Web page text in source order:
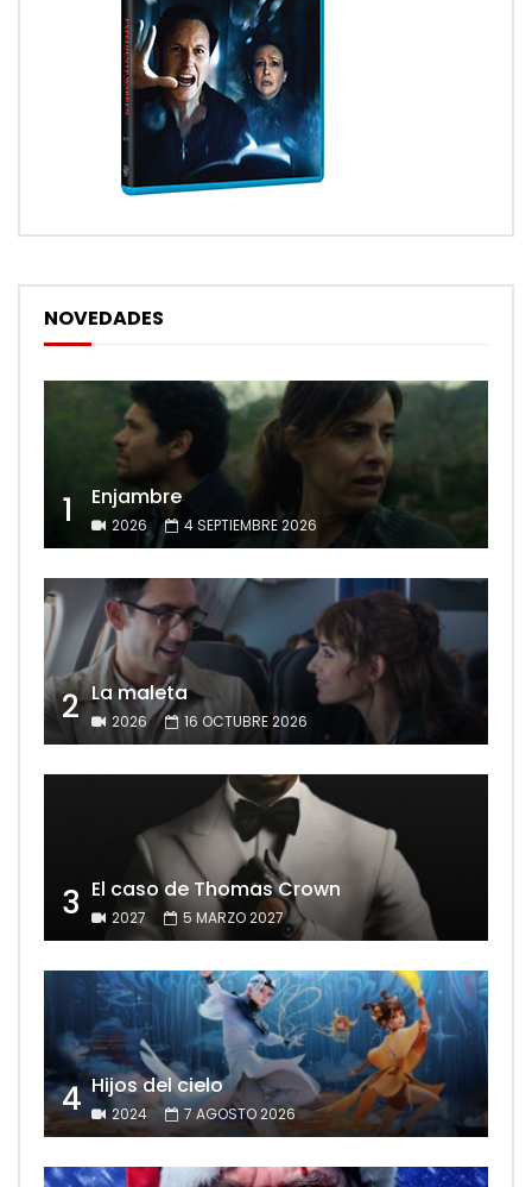
NOVEDADES
1 Enjambre
2026 4 SEPTIEMBRE 2026
2 La maleta
2026 16 OCTUBRE 2026
3 El caso de Thomas Crown
2027 5 MARZO 2027
4 Hijos del cielo
2024 7 AGOSTO 2026